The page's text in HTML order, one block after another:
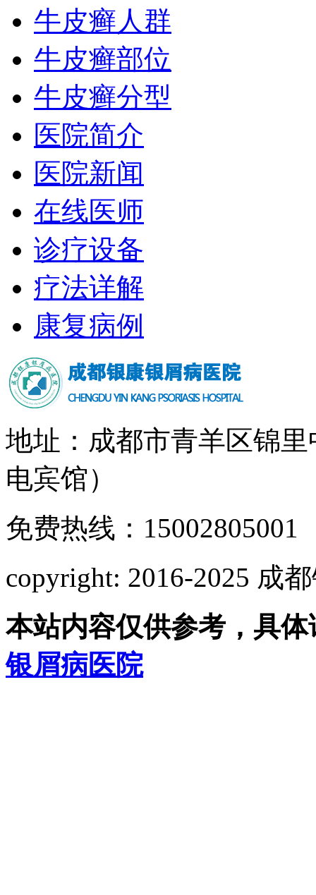
牛皮癣人群
牛皮癣部位
牛皮癣分型
医院简介
医院新闻
在线医师
诊疗设备
疗法详解
康复病例
地址：成都市青羊区锦
电宾馆）
免费热线：15002805001
copyright: 2016-2025 成
本站内容仅供参考，具
银屑病医院